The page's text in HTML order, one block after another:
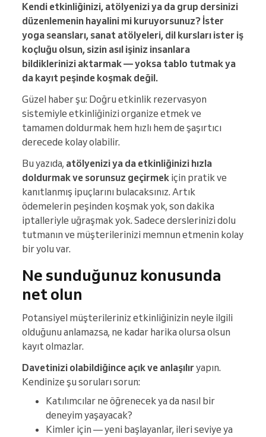
Kendi etkinliğinizi, atölyenizi ya da grup dersinizi
düzenlemenin hayalini mi kuruyorsunuz? İster
yoga seansları, sanat atölyeleri, dil kursları ister iş
koçluğu olsun, sizin asıl işiniz insanlara
bildiklerinizi aktarmak — yoksa tablo tutmak ya
da kayıt peşinde koşmak değil.
Güzel haber şu: Doğru etkinlik rezervasyon
sistemiyle etkinliğinizi organize etmek ve
tamamen doldurmak hem hızlı hem de şaşırtıcı
derecede kolay olabilir.
Bu yazıda, atölyenizi ya da etkinliğinizi hızla
doldurmak ve sorunsuz geçirmek için pratik ve
kanıtlanmış ipuçlarını bulacaksınız. Artık
ödemelerin peşinden koşmak yok, son dakika
iptalleriyle uğraşmak yok. Sadece derslerinizi dolu
tutmanın ve müşterilerinizi memnun etmenin kolay
bir yolu var.
Ne sunduğunuz konusunda
net olun
Potansiyel müşterileriniz etkinliğinizin neyle ilgili
olduğunu anlamazsa, ne kadar harika olursa olsun
kayıt olmazlar.
Davetinizi olabildiğince açık ve anlaşılıryapın.
Kendinize şu soruları sorun:
Katılımcılar ne öğrenecek ya da nasıl bir
deneyim yaşayacak?
Kimler için — yeni başlayanlar, ileri seviye ya